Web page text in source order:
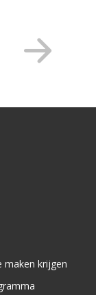
maken krijgen